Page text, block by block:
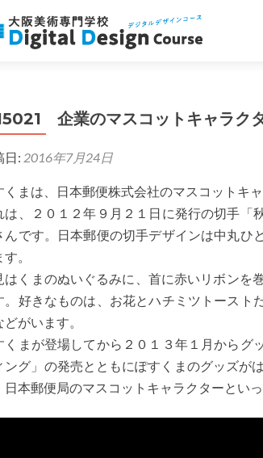
企業のマスコットキャラク
日: 2016年7月24日
くまは、日本郵便株式会社のマスコットキャ
は、２０１２年９月２１日に発行の切手「
んです。日本郵便の切手デザインは中丸ひ
。
はくまのぬいぐるみに、首に赤いリボンを巻
。好きなものは、お花とハチミツトース
どがいます。
くまが登場してから２０１３年１月からグ
ング」の発売とともにぽすくまのグッズが
日本郵便局のマスコットキャラクターとい